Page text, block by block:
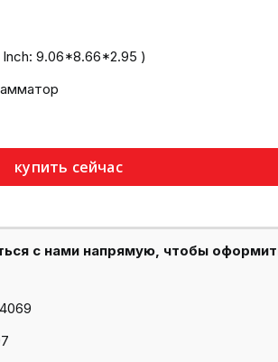
9.06*8.66*2.95 )
купить сейчас
с нами напрямую, чтобы